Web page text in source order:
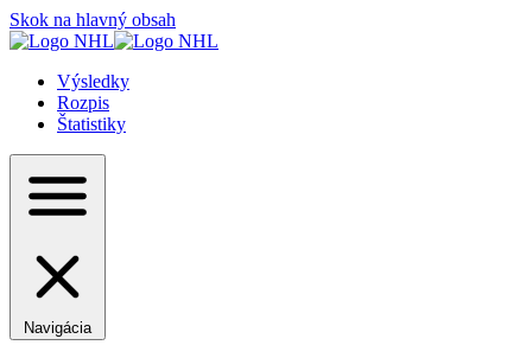
Skok na hlavný obsah
Výsledky
Rozpis
Štatistiky
Navigácia